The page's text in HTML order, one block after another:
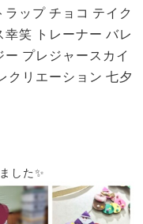
ラップ チョコ テイク
幸笑 トレーナー バレ
ー プレジャースカイ
クリエーション 七夕
した✨